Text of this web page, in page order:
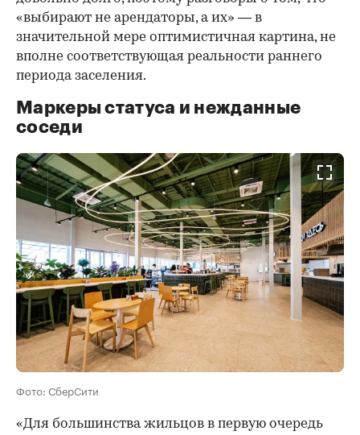
«выбирают не арендаторы, а их» — в
значительной мере оптимистичная картина, не
вполне соответствующая реальности раннего
периода заселения.
Маркеры статуса и нежданные
соседи
Фото: СберСити
«Для большинства жильцов в первую очередь